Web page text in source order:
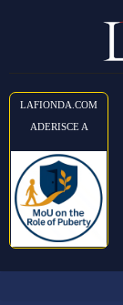
LAFIONDA.COM
ADERISCE A